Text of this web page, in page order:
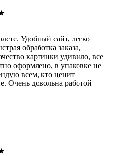
Удобный сайт, легко
обработка заказа,
картинки удивило, все
оформлено, в упаковке не
всем, кто ценит
Очень довольна работой